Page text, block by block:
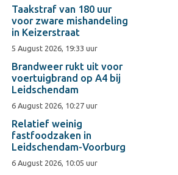
Taakstraf van 180 uur
voor zware mishandeling
in Keizerstraat
5 August 2026, 19:33 uur
Brandweer rukt uit voor
voertuigbrand op A4 bij
Leidschendam
6 August 2026, 10:27 uur
Relatief weinig
fastfoodzaken in
Leidschendam-Voorburg
6 August 2026, 10:05 uur